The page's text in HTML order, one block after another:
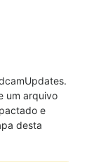
um arquivo
e
desta